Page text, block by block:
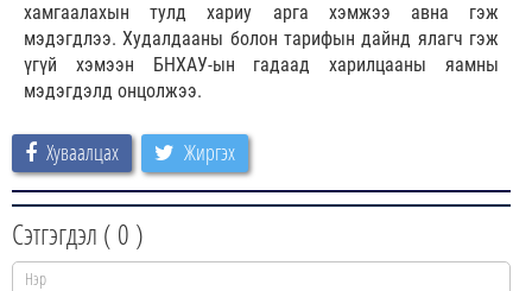
хамгаалахын тулд хариу арга хэмжээ авна гэж
мэдэгдлээ. Худалдааны болон тарифын дайнд ялагч гэж
үгүй хэмээн БНХАУ-ын гадаад харилцааны яамны
мэдэгдэлд онцолжээ.
Хуваалцах Жиргэх
Сэтгэгдэл ( 0 )